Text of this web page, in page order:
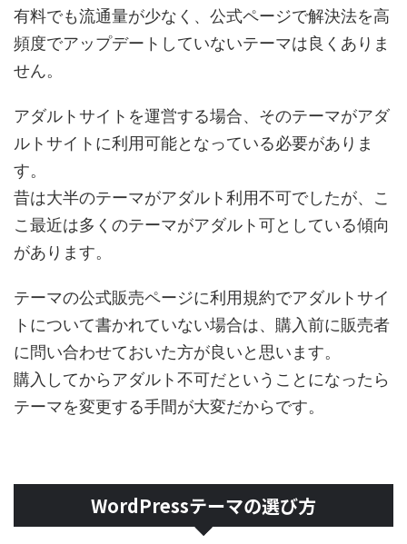
有料でも流通量が少なく、公式ページで解決法を高
頻度でアップデートしていないテーマは良くありま
せん。
アダルトサイトを運営する場合、そのテーマがアダ
ルトサイトに利用可能となっている必要がありま
す。
昔は大半のテーマがアダルト利用不可でしたが、こ
こ最近は多くのテーマがアダルト可としている傾向
があります。
テーマの公式販売ページに利用規約でアダルトサイ
トについて書かれていない場合は、購入前に販売者
に問い合わせておいた方が良いと思います。
購入してからアダルト不可だということになったら
テーマを変更する手間が大変だからです。
WordPressテーマの選び方